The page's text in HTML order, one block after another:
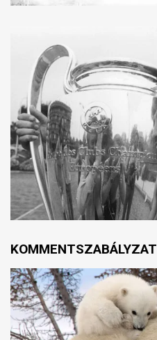
KOMMENTSZABÁLYZAT